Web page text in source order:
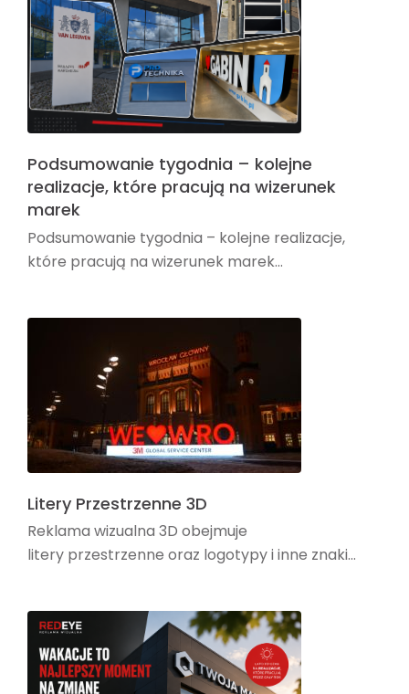
Podsumowanie tygodnia – kolejne
realizacje, które pracują na wizerunek
marek
Podsumowanie tygodnia – kolejne realizacje,
które pracują na wizerunek marek...
Litery Przestrzenne 3D
Reklama wizualna 3D obejmuje
litery przestrzenne oraz logotypy i inne znaki...